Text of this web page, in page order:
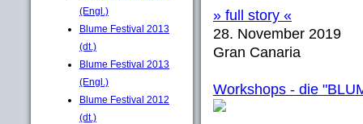
(Engl.)
Blume Festival 2013
(dt.)
Blume Festival 2013
(Engl.)
Blume Festival 2012
(dt.)
» full story «
28. November 2019
Gran Canaria
Workshops - die